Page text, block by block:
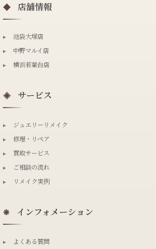
◆ 店舗情報
▸
池袋大塚店
▸
中野マルイ店
▸
横浜若葉台店
◈ サービス
▸
ジュエリーリメイク
▸
修理・リペア
▸
買取サービス
▸
ご相談の流れ
▸
リメイク実例
❋ インフォメーション
▸
よくある質問